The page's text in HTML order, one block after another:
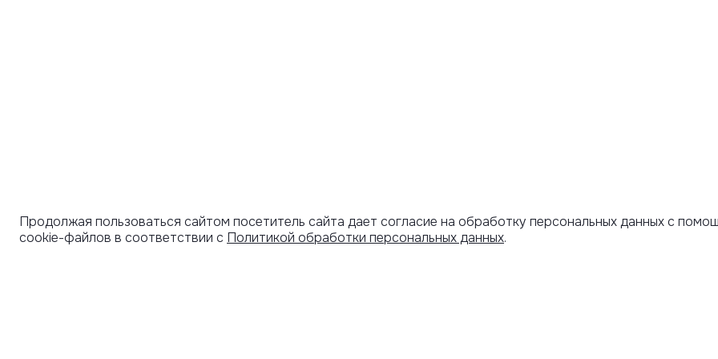
Продолжая пользоваться сайтом посетитель сайта дает согласие на обработку персональных данных с
cookie-файлов в соответствии с Политикой обработки персональных данных.